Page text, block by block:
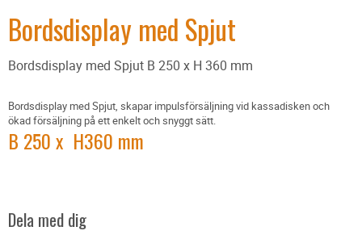
Bordsdisplay med Spjut
Bordsdisplay med Spjut B 250 x H 360 mm
Bordsdisplay med Spjut, skapar impulsförsäljning vid kassadisken och
ökad försäljning på ett enkelt och snyggt sätt.
B 250 x H360 mm
Dela med dig